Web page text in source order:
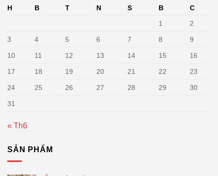
H B T N S B
C
1
2
3 4 5 6 7 8 9
10 11 12 13 14 15 16
17 18 19 20 21 22 23
24 25 26 27 28 29 30
31
« Th6
SẢN PHẨM